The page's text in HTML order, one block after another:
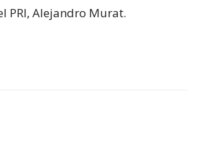
PRI, Alejandro Murat.